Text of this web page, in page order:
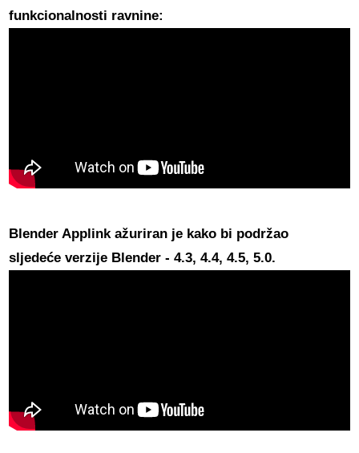
funkcionalnosti ravnine:
Blender Applink ažuriran je kako bi podržao
sljedeće verzije Blender - 4.3, 4.4, 4.5, 5.0.